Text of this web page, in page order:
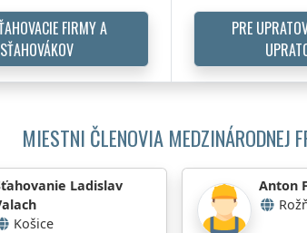
FIRMY A
SŤAHOVÁKOV
PRE
MIESTNI ČLENOVIA MEDZINÁRODNEJ
Ladislav
Košice
Anton